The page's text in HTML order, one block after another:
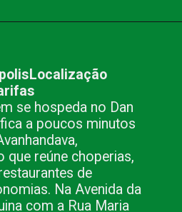
Localização
se hospeda no Dan
a poucos minutos
que reúne choperias,
de
Na Avenida da
com a Rua Maria